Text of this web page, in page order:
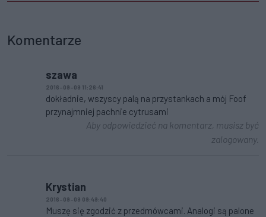
Komentarze
szawa
2016-09-09 11:26:41
dokładnie, wszyscy palą na przystankach a mój Foof
przynajmniej pachnie cytrusami
Aby odpowiedzieć na komentarz, musisz być
zalogowany.
Krystian
2016-09-09 09:49:40
Muszę się zgodzić z przedmówcami. Analogi są palone